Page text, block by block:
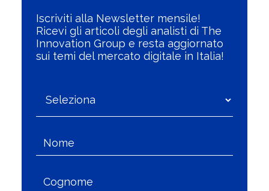
Iscriviti alla Newsletter mensile!
Ricevi gli articoli degli analisti di The
Innovation Group e resta aggiornato
sui temi del mercato digitale in Italia!